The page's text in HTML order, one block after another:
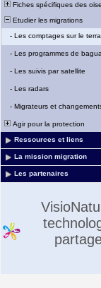
Fiches spécifiques des
Etudier les migrations
- Les comptages sur le
- Les programmes de
- Les suivis par satellite
- Les radars
- Migrateurs et
Agir pour la protection
Ressources et liens
La mission migration
Les partenaires